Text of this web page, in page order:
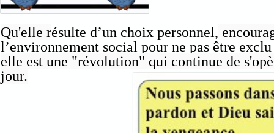
Qu'elle résulte d’un choix personnel,
l’environnement social pour ne pas être
elle est une "révolution" qui continue de
jour.